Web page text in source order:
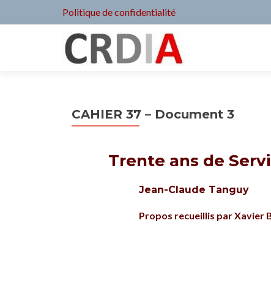
Politique de confidentialité
CAHIER 37 – Document 3
Trente ans de
Jean-Claude Tanguy
Propos recueillis par Xavier